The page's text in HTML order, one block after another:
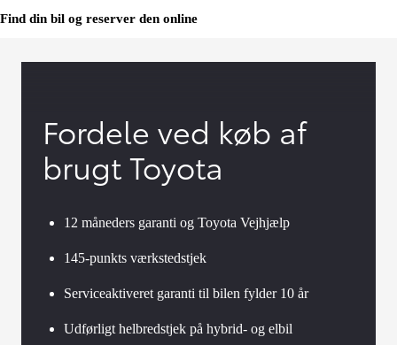
Find din bil og reserver den online
Fordele ved køb af
brugt Toyota
12 måneders garanti og Toyota Vejhjælp
145-punkts værkstedstjek
Serviceaktiveret garanti til bilen fylder 10 år
Udførligt helbredstjek på hybrid- og elbil